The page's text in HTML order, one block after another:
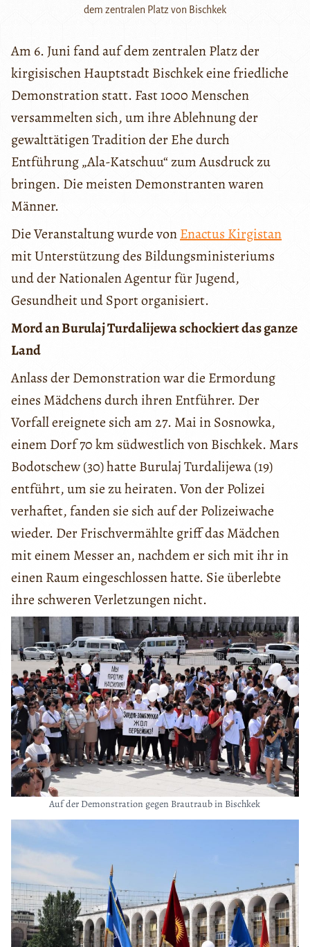
dem zentralen Platz von Bischkek
Am 6. Juni fand auf dem zentralen Platz der
kirgisischen Hauptstadt Bischkek eine friedliche
Demonstration statt. Fast 1000 Menschen
versammelten sich, um ihre Ablehnung der
gewalttätigen Tradition der Ehe durch
Entführung „Ala-Katschuu“ zum Ausdruck zu
bringen. Die meisten Demonstranten waren
Männer.
Die Veranstaltung wurde vonEnactus Kirgistan
mit Unterstützung des Bildungsministeriums
und der Nationalen Agentur für Jugend,
Gesundheit und Sport organisiert.
Mord an Burulaj Turdalijewa schockiert das ganze
Land
Anlass der Demonstration war die Ermordung
eines Mädchens durch ihren Entführer. Der
Vorfall ereignete sich am 27. Mai in Sosnowka,
einem Dorf 70 km südwestlich von Bischkek. Mars
Bodotschew (30) hatte Burulaj Turdalijewa (19)
entführt, um sie zu heiraten. Von der Polizei
verhaftet, fanden sie sich auf der Polizeiwache
wieder. Der Frischvermählte griff das Mädchen
mit einem Messer an, nachdem er sich mit ihr in
einen Raum eingeschlossen hatte. Sie überlebte
ihre schweren Verletzungen nicht.
Auf der Demonstration gegen Brautraub in Bischkek